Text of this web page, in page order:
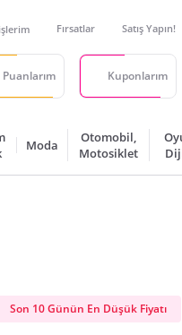
Fırsatlar Satış Yapın!
Puanlarım Kuponlarım
Moda
Otomobil,
Motosiklet
Son 10 Günün En Düşük Fiyatı